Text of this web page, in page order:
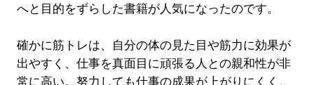
へと目的をずらした書籍が人気になったのです。
確かに筋トレは、自分の体の見た目や筋力に効果が
出やすく、仕事を真面目に頑張る人との親和性が非
常に高い。努力しても仕事の成果が上がりにくく、